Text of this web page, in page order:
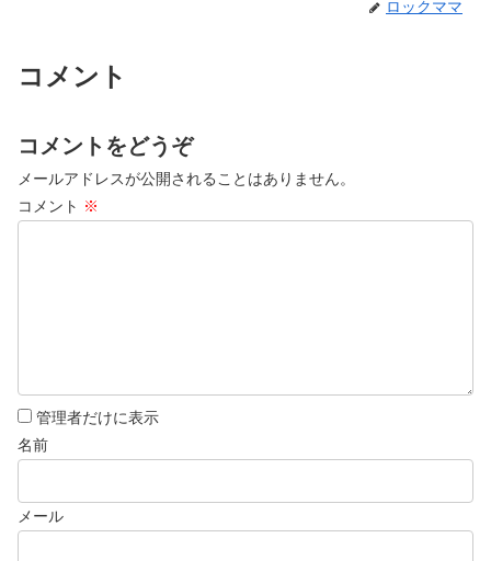
ロックママ
コメント
コメントをどうぞ
メールアドレスが公開されることはありません。
コメント ※
管理者だけに表示
名前
メール